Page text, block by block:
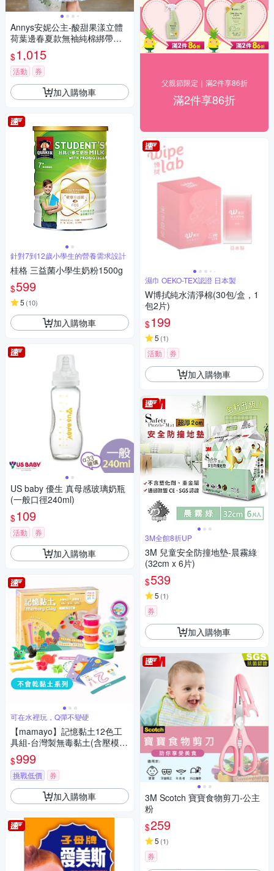
Annys安妮公主-酸甜果漾立體
荷葉邊春夏款無袖純棉綁帶洋
裝(3308綠色)
$1,015
活動 券
加入購物車
針對7到12歲小學生的營養需求設計
桂格 三益菌小學生奶粉1500g
$599
5 (10)
加入購物車
US baby 優生 真母感玻璃奶瓶
(一般口徑240ml)
$109
活動 券
加入購物車
可在水裡玩，Q彈不變硬
【mamayo】記憶黏土12色工
具組-台灣製無毒黏土(含壓模、
牌卡、擬人配件組、操作手冊)
$999
挑戰低價 券
加入購物車
父親節限定｜滿2件享86折
滿2件享86折
濕巾 OEKO-TEX認證 日本製
W博拭純水清淨棉(30包/盒，1
包2片)
$199
5 (1)
活動 券
加入購物車
3M全館8折UP
3M 兒童安全防撞地墊-晨霧綠
(32cm x 6片)
$539
5 (1)
券
加入購物車
3M Scotch 寶寶食物剪刀-公主
粉
$259
5 (1)
券